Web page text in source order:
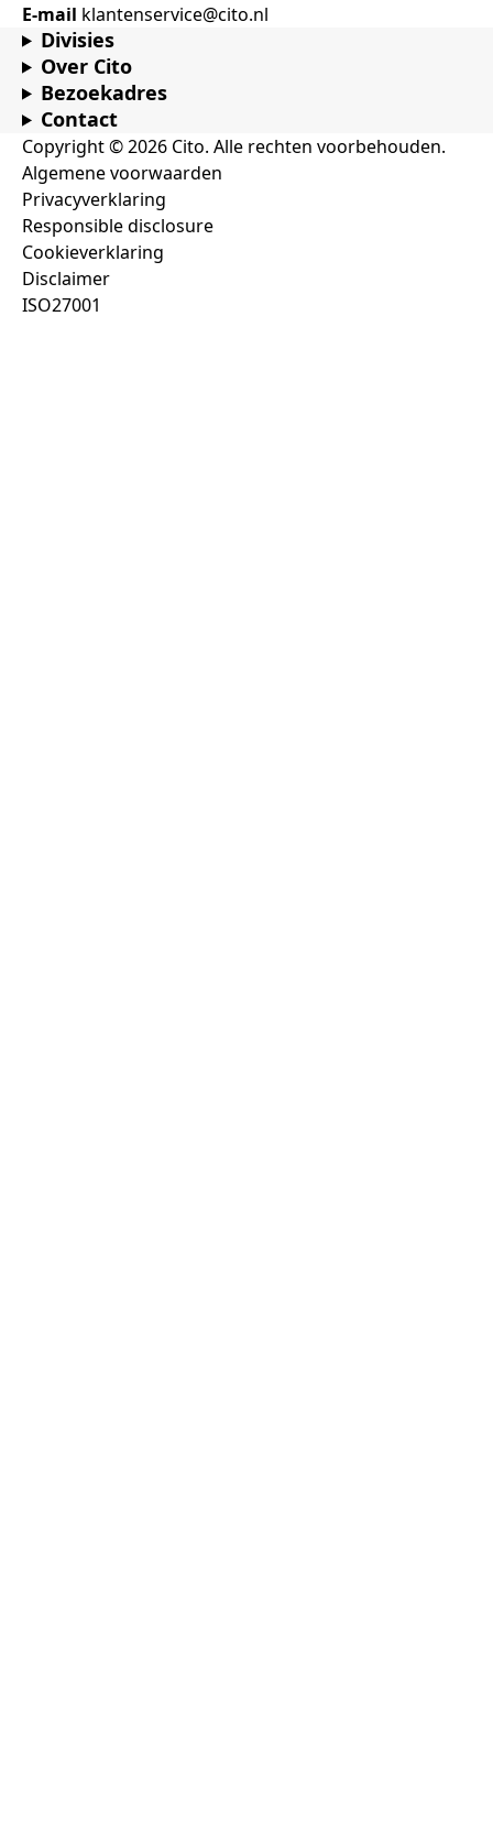
E-mail klantenservice@cito.nl
Divisies
Over Cito
Bezoekadres
Contact
Copyright © 2026 Cito. Alle rechten voorbehouden.
Algemene voorwaarden
Privacyverklaring
Responsible disclosure
Cookieverklaring
Disclaimer
ISO27001